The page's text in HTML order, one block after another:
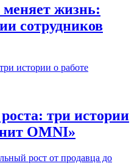
меняет жизнь:
сотрудников
три истории
OMNI»